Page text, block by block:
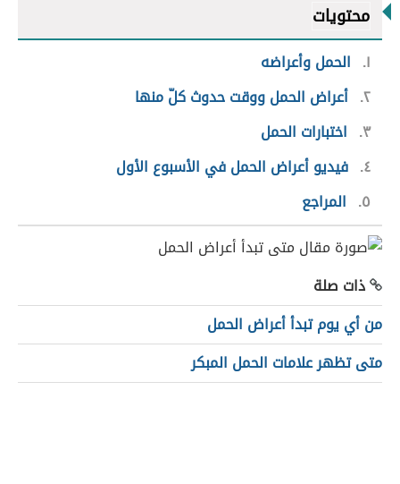
محتويات
١
الحمل وأعراضه
٢ أعراض الحمل ووقت حدوث كلّ منها
٣
اختبارات الحمل
٤ فيديو أعراض الحمل في الأسبوع الأول
٥
المراجع
ذات صلة
من أي يوم تبدأ أعراض الحمل
متى تظهر علامات الحمل المبكر